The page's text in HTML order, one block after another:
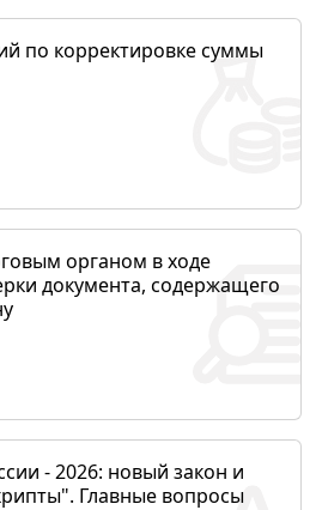
по корректировке суммы
органом в ходе
документа, содержащего
- 2026: новый закон и
Главные вопросы